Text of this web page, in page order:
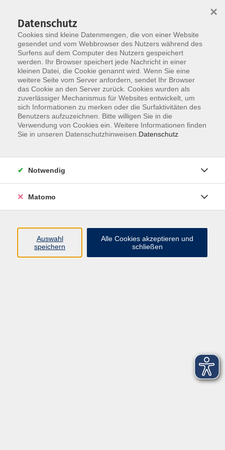
Skip to main content
You are here:
über uns unsere Kursleiter:innen
Der Dozent konnte leider nicht gefunden
werden
Social Media
Barrierefreiheitserklärung
Datenschutz
Cookies sind kleine Datenmengen, die von einer Website
gesendet und vom Webbrowser des Nutzers während des
Surfens auf dem Computer des Nutzers gespeichert
werden. Ihr Browser speichert jede Nachricht in einer
kleinen Datei, die Cookie genannt wird. Wenn Sie eine
weitere Seite vom Server anfordern, sendet Ihr Browser
das Cookie an den Server zurück. Cookies wurden als
zuverlässiger Mechanismus für Websites entwickelt, um
sich Informationen zu merken oder die Surfaktivitäten des
Benutzers aufzuzeichnen. Bitte willigen Sie in die
Verwendung von Cookies ein. Weitere Informationen finden
Sie in unseren Datenschutzhinweisen. Datenschutz
×
Notwendig
Matomo
Auswahl
speichern
Alle Cookies akzeptieren und
schließen